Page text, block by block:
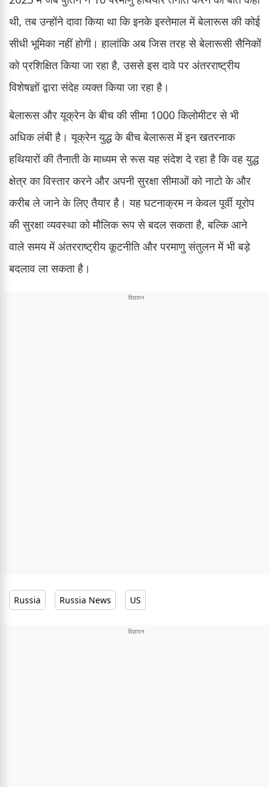
थी, तब उन्होंने दावा किया था कि इनके इस्तेमाल में बेलारूस की कोई
सीधी भूमिका नहीं होगी। हालांकि अब जिस तरह से बेलारूसी सैनिकों
को प्रशिक्षित किया जा रहा है, उससे इस दावे पर अंतरराष्ट्रीय
विशेषज्ञों द्वारा संदेह व्यक्त किया जा रहा है।
बेलारूस और यूक्रेन के बीच की सीमा 1000 किलोमीटर से भी
अधिक लंबी है। यूक्रेन युद्ध के बीच बेलारूस में इन खतरनाक
हथियारों की तैनाती के माध्यम से रूस यह संदेश दे रहा है कि वह युद्ध
क्षेत्र का विस्तार करने और अपनी सुरक्षा सीमाओं को नाटो के और
करीब ले जाने के लिए तैयार है। यह घटनाक्रम न केवल पूर्वी यूरोप
की सुरक्षा व्यवस्था को मौलिक रूप से बदल सकता है, बल्कि आने
वाले समय में अंतरराष्ट्रीय कूटनीति और परमाणु संतुलन में भी बड़े
बदलाव ला सकता है।
Russia Russia News US